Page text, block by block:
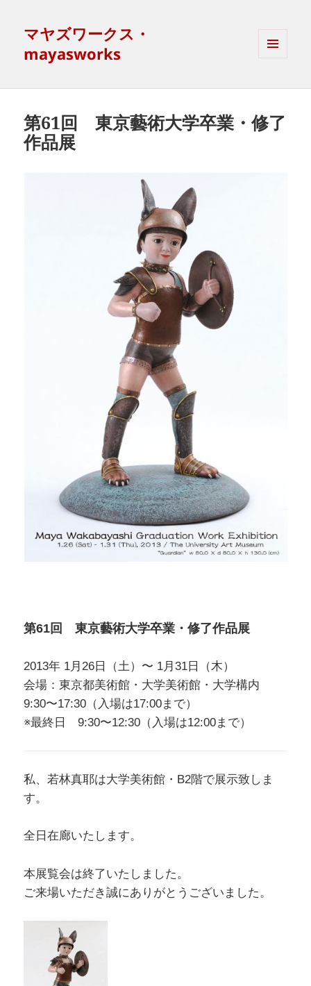
マヤズワークス・
mayasworks
WIDGETS
第61回 東京藝術大学卒業・修了
作品展
第61回 東京藝術大学卒業・修了作品展
2013年 1月26日（土）〜 1月31日（木）
会場：東京都美術館・大学美術館・大学構内
9:30〜17:30（入場は17:00まで）
※最終日 9:30〜12:30（入場は12:00まで）
私、若林真耶は大学美術館・B2階で展示致しま
す。
全日在廊いたします。
本展覧会は終了いたしました。
ご来場いただき誠にありがとうございました。